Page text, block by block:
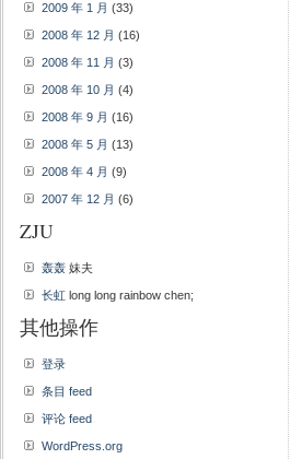
2009 年 1 月 (33)
2008 年 12 月 (16)
2008 年 11 月 (3)
2008 年 10 月 (4)
2008 年 9 月 (16)
2008 年 5 月 (13)
2008 年 4 月 (9)
2007 年 12 月 (6)
ZJU
轰轰 妹夫
长虹 long long rainbow chen;
其他操作
登录
条目 feed
评论 feed
WordPress.org